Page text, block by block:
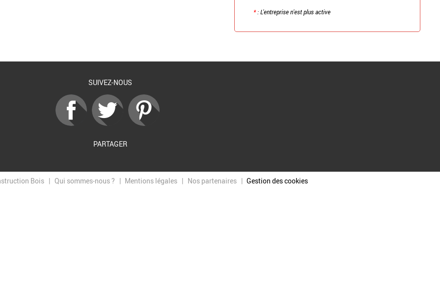
*: L'entreprise n'est plus active
SUIVEZ-NOUS
PARTAGER
Bois Qui sommes-nous ? Mentions légales Nos partenaires Gestion des cookies